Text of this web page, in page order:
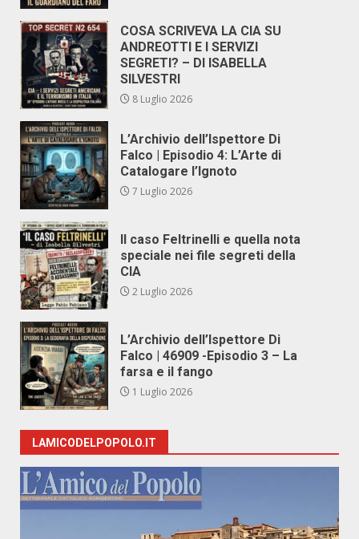
COSA SCRIVEVA LA CIA SU
ANDREOTTI E I SERVIZI
SEGRETI? – DI ISABELLA
SILVESTRI
8 Luglio 2026
L’Archivio dell’Ispettore Di
Falco | Episodio 4: L’Arte di
Catalogare l’Ignoto
7 Luglio 2026
Il caso Feltrinelli e quella nota
speciale nei file segreti della
CIA
2 Luglio 2026
L’Archivio dell’Ispettore Di
Falco | 46909 -Episodio 3 – La
farsa e il fango
1 Luglio 2026
LAMICODELPOPOLO.IT